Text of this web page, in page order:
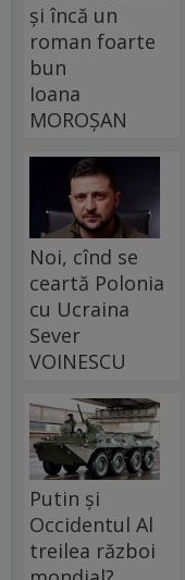
și încă un
roman foarte
bun
Ioana
MOROȘAN
Noi, cînd se
ceartă Polonia
cu Ucraina
Sever
VOINESCU
Putin și
Occidentul Al
treilea război